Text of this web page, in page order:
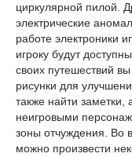
циркулярной пилой.
электрические
работе электроники
игроку будут
своих путешествий
рисунки для
также найти заметки,
неигровыми
зоны отчуждения. Во
можно произвести